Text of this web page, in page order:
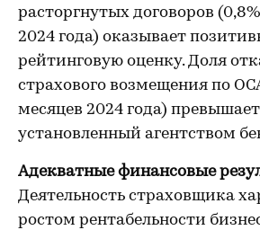
расторгнутых договоров
2024 года) оказывает
рейтинговую оценку. Доля
страхового возмещения по
месяцев 2024 года) превышает
установленный агентством
Адекватные финансовые
Деятельность страховщика
ростом рентабельности